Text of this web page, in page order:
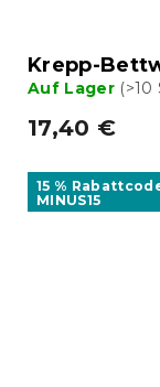
Krepp-
Auf Lager (>10
17,40 €
15 %
MINUS15